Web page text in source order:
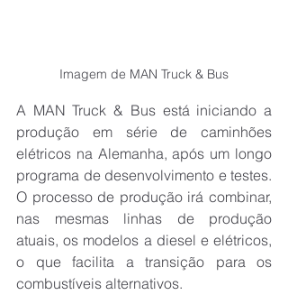
Imagem de MAN Truck & Bus
A MAN Truck & Bus está iniciando a
produção em série de caminhões
elétricos na Alemanha, após um longo
programa de desenvolvimento e testes.
O processo de produção irá combinar,
nas mesmas linhas de produção
atuais, os modelos a diesel e elétricos,
o que facilita a transição para os
combustíveis alternativos.